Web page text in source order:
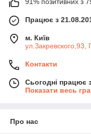
Працює з
м. Київ
ул.Закревского,93,
Контакти
Сьогодні працює
Показати весь
Про нас